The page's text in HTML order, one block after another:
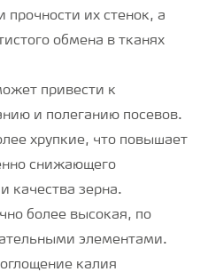
прочности их стенок, а
обмена в тканях
привести к
и полеганию посевов.
хрупкие, что повышает
снижающего
качества зерна.
более высокая, по
элементами.
калия